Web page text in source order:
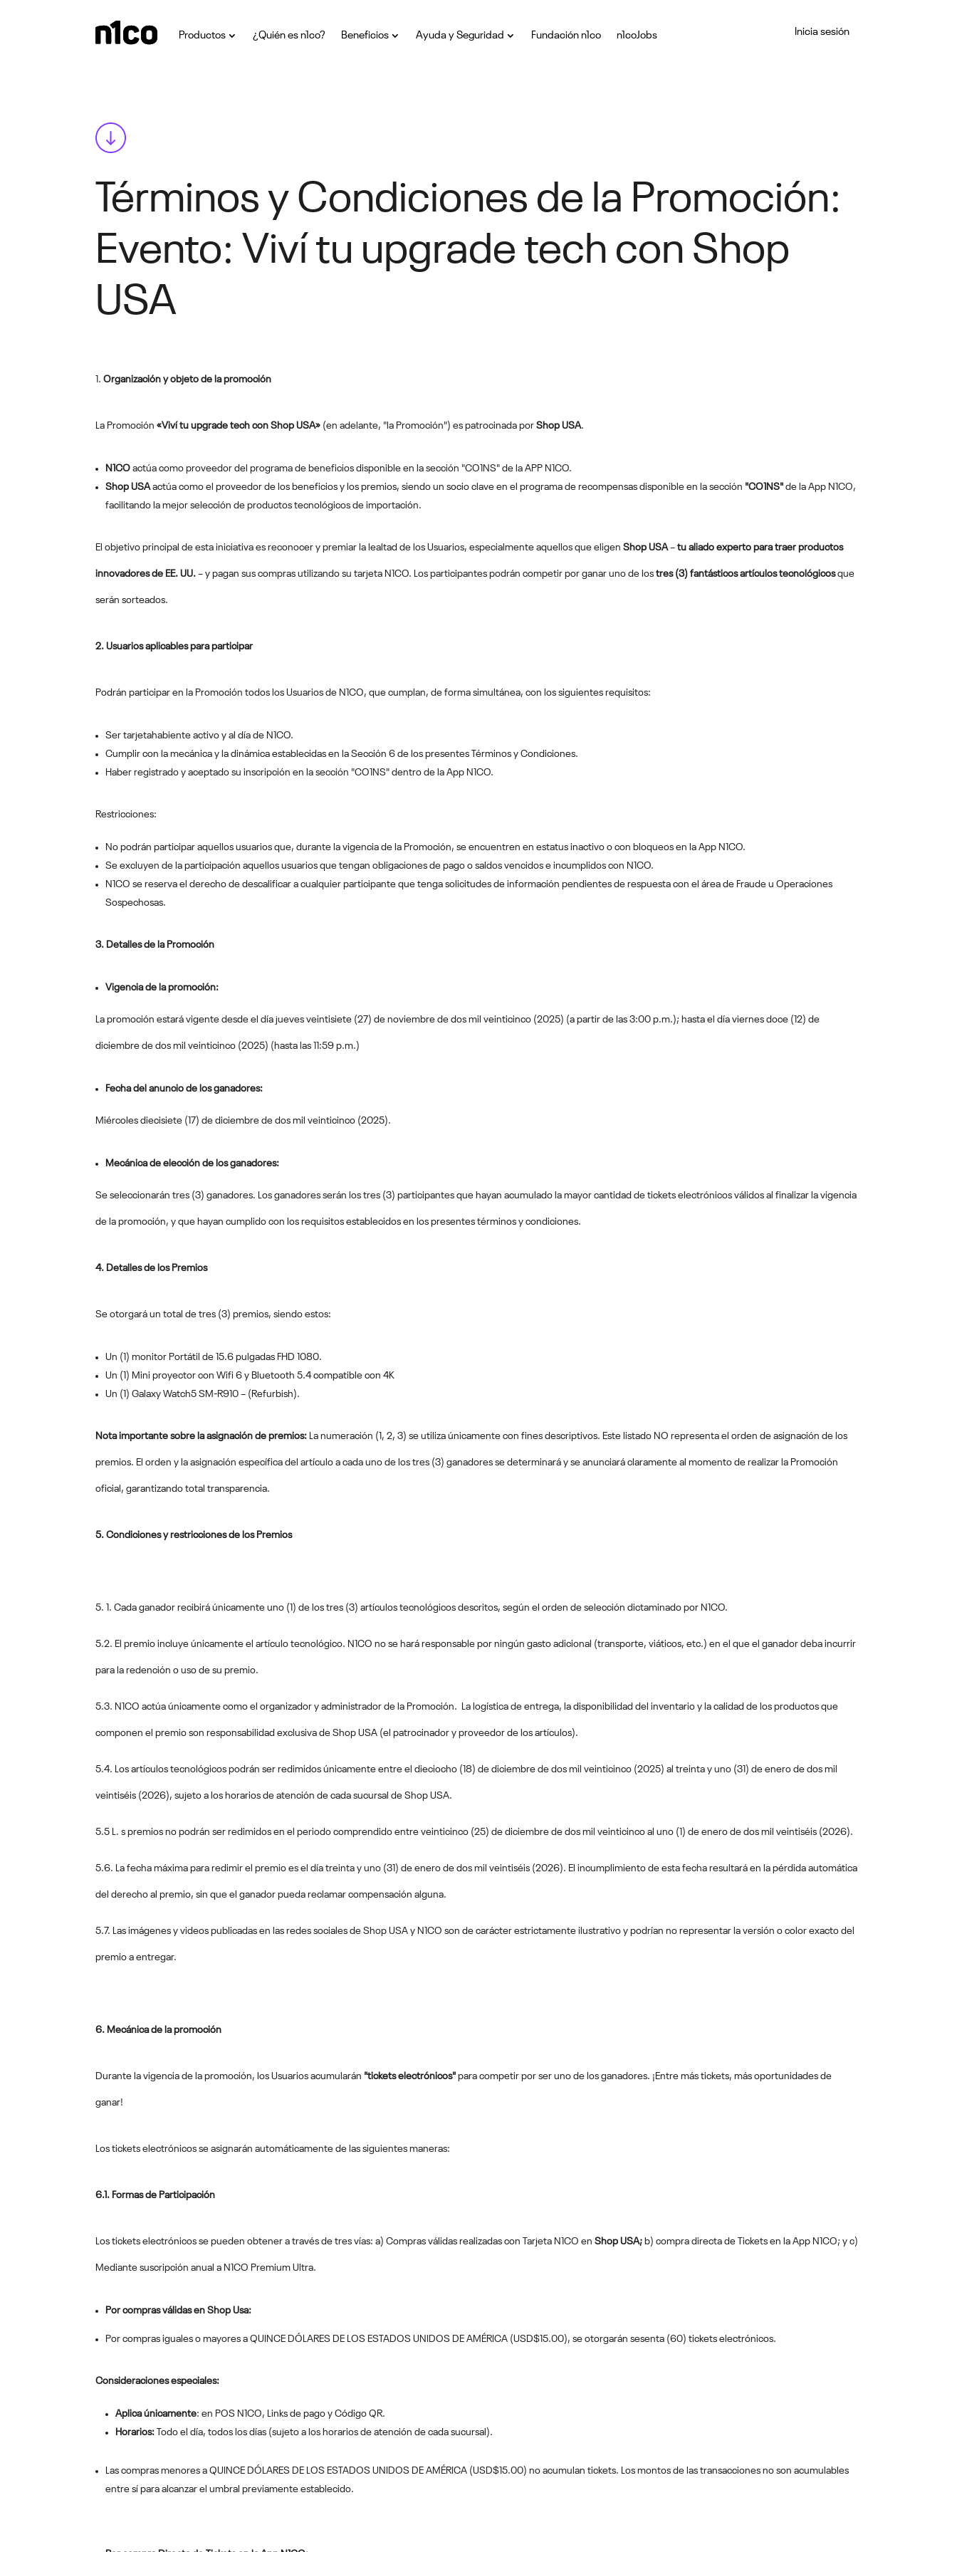
Productos ¿Quién es n1co? Beneficios Ayuda y Seguridad Fundación n1co n1coJobs Inicia sesión
Términos y Condiciones de la Promoción:
Evento: Viví tu upgrade tech con Shop
USA
1.Organización y objeto de la promoción
La Promoción«Viví tu upgrade tech con Shop USA» (en adelante, "la Promoción") es patrocinada porShop USA.
N1CO actúa como proveedor del programa de beneficios disponible en la sección "CO1NS" de la APP N1CO.
Shop USA actúa como el proveedor de los beneficios y los premios, siendo un socio clave en el programa de recompensas disponible en la sección "CO1NS" de la App N1CO,
facilitando la mejor selección de productos tecnológicos de importación.
El objetivo principal de esta iniciativa es reconocer y premiar la lealtad de los Usuarios, especialmente aquellos que eligenShop USA –tu aliado experto para traer productos
innovadores de EE. UU. – y pagan sus compras utilizando su tarjeta N1CO. Los participantes podrán competir por ganar uno de lostres (3) fantásticos artículos tecnológicosque
serán sorteados.
2. Usuarios aplicables para participar
Podrán participar en la Promoción todos los Usuarios de N1CO, que cumplan, de forma simultánea, con los siguientes requisitos:
Ser tarjetahabiente activo y al día de N1CO.
Cumplir con la mecánica y la dinámica establecidas en la Sección 6 de los presentes Términos y Condiciones.
Haber registrado y aceptado su inscripción en la sección "CO1NS" dentro de la App N1CO.
Restricciones:
No podrán participar aquellos usuarios que, durante la vigencia de la Promoción, se encuentren en estatus inactivo o con bloqueos en la App N1CO.
Se excluyen de la participación aquellos usuarios que tengan obligaciones de pago o saldos vencidos e incumplidos con N1CO.
N1CO se reserva el derecho de descalificar a cualquier participante que tenga solicitudes de información pendientes de respuesta con el área de Fraude u Operaciones
Sospechosas.
3. Detalles de la Promoción
Vigencia de la promoción:
La promoción estará vigente desde el día jueves veintisiete (27) de noviembre de dos mil veinticinco (2025) (a partir de las 3:00 p.m.); hasta el día viernes doce (12) de
diciembre de dos mil veinticinco (2025) (hasta las 11:59 p.m.)
Fecha del anuncio de los ganadores:
Miércoles diecisiete (17) de diciembre de dos mil veinticinco (2025).
Mecánica de elección de los ganadores:
Se seleccionarán tres (3) ganadores. Los ganadores serán los tres (3) participantes que hayan acumulado la mayor cantidad de tickets electrónicos válidos al finalizar la vigencia
de la promoción, y que hayan cumplido con los requisitos establecidos en los presentes términos y condiciones.
4. Detalles de los Premios
Se otorgará un total de tres (3) premios, siendo estos:
Un (1) monitor Portátil de 15.6 pulgadas FHD 1080.
Un (1) Mini proyector con Wifi 6 y Bluetooth 5.4 compatible con 4K
Un (1) Galaxy Watch5 SM-R910 – (Refurbish).
Nota importante sobre la asignación de premios: La numeración (1, 2, 3) se utiliza únicamente con fines descriptivos. Este listado NO representa el orden de asignación de los
premios. El orden y la asignación específica del artículo a cada uno de los tres (3) ganadores se determinará y se anunciará claramente al momento de realizar la Promoción
oficial, garantizando total transparencia.
5. Condiciones y restricciones de los Premios
5. 1. Cada ganador recibirá únicamente uno (1) de los tres (3) artículos tecnológicos descritos, según el orden de selección dictaminado por N1CO.
5.2. El premio incluye únicamente el artículo tecnológico. N1CO no se hará responsable por ningún gasto adicional (transporte, viáticos, etc.) en el que el ganador deba incurrir
para la redención o uso de su premio.
5.3. N1CO actúa únicamente como el organizador y administrador de la Promoción. La logística de entrega, la disponibilidad del inventario y la calidad de los productos que
componen el premio son responsabilidad exclusiva de Shop USA (el patrocinador y proveedor de los artículos).
5.4. Los artículos tecnológicos podrán ser redimidos únicamente entre el dieciocho (18) de diciembre de dos mil veinticinco (2025) al treinta y uno (31) de enero de dos mil
veintiséis (2026), sujeto a los horarios de atención de cada sucursal de Shop USA.
5.5 L. s premios no podrán ser redimidos en el periodo comprendido entre veinticinco (25) de diciembre de dos mil veinticinco al uno (1) de enero de dos mil veintiséis (2026).
5.6. La fecha máxima para redimir el premio es el día treinta y uno (31) de enero de dos mil veintiséis (2026). El incumplimiento de esta fecha resultará en la pérdida automática
del derecho al premio, sin que el ganador pueda reclamar compensación alguna.
5.7. Las imágenes y videos publicadas en las redes sociales de Shop USA y N1CO son de carácter estrictamente ilustrativo y podrían no representar la versión o color exacto del
premio a entregar.
6. Mecánica de la promoción
Durante la vigencia de la promoción, los Usuarios acumularán "tickets electrónicos" para competir por ser uno de los ganadores. ¡Entre más tickets, más oportunidades de
ganar!
Los tickets electrónicos se asignarán automáticamente de las siguientes maneras:
6.1. Formas de Participación
Los tickets electrónicos se pueden obtener a través de tres vías: a) Compras válidas realizadas con Tarjeta N1CO enShop USA; b) compra directa de Tickets en la App N1CO; y c)
Mediante suscripción anual a N1CO Premium Ultra.
Por compras válidas en Shop Usa:
Por compras iguales o mayores a QUINCE DÓLARES DE LOS ESTADOS UNIDOS DE AMÉRICA (USD$15.00), se otorgarán sesenta (60) tickets electrónicos.
Consideraciones especiales:
Aplica únicamente: en POS N1CO, Links de pago y Código QR.
Horarios: Todo el día, todos los días (sujeto a los horarios de atención de cada sucursal).
Las compras menores a QUINCE DÓLARES DE LOS ESTADOS UNIDOS DE AMÉRICA (USD$15.00) no acumulan tickets. Los montos de las transacciones no son acumulables
entre sí para alcanzar el umbral previamente establecido.